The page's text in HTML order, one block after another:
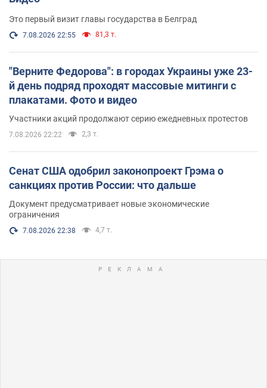
Это первый визит главы государства в Белград
7.08.2026 22:55 81,3 т.
"Верните Федорова": в городах Украины уже 23-
й день подряд проходят массовые митинги с
плакатами. Фото и видео
Участники акций продолжают серию ежедневных протестов
7.08.2026 22:22 2,3 т.
Сенат США одобрил законопроект Грэма о
санкциях против России: что дальше
Документ предусматривает новые экономические
ограничения
7.08.2026 22:38 4,7 т.